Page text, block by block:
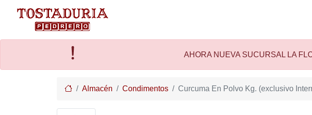
AHORA NUEVA SUCURSAL LA
HomeAlmacén Condimentos Curcuma En Polvo Kg. (exclusivo